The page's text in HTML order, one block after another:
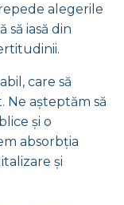
alegerile
iasă din
care să
Ne așteptăm să
și o
absorbția
și